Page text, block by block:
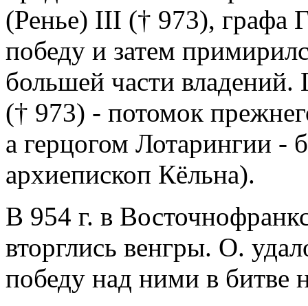
(Ренье) III († 973), графа
победу и затем
большей части
(† 973) - потомок
а герцогом Лотарингии -
архиепископ Кёльна).
В 954 г. в
вторглись венгры. О.
победу над ними в битве